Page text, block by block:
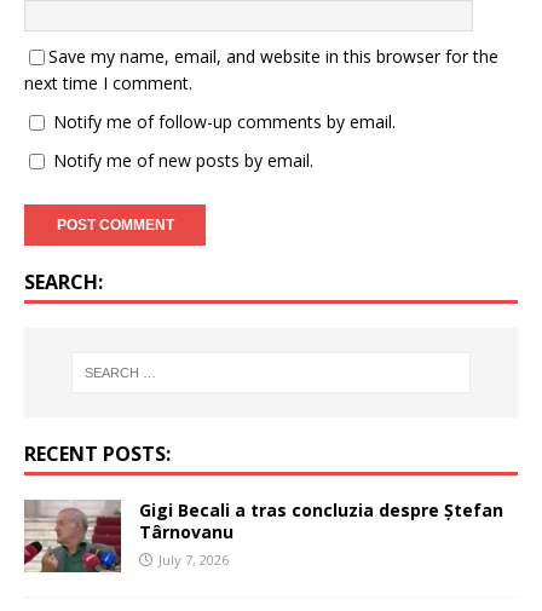
Save my name, email, and website in this browser for the
next time I comment.
Notify me of follow-up comments by email.
Notify me of new posts by email.
SEARCH:
RECENT POSTS:
Gigi Becali a tras concluzia despre Ștefan
Târnovanu
July 7, 2026